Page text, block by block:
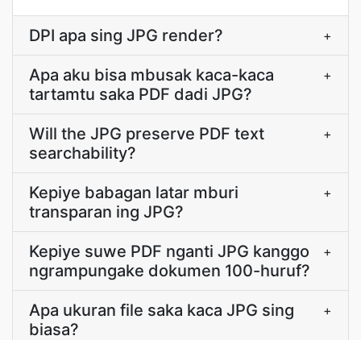
DPI apa sing JPG render? +
Apa aku bisa mbusak kaca-kaca
tartamtu saka PDF dadi JPG?
+
Will the JPG preserve PDF text
searchability?
+
Kepiye babagan latar mburi
transparan ing JPG?
+
Kepiye suwe PDF nganti JPG kanggo
ngrampungake dokumen 100-huruf?
+
Apa ukuran file saka kaca JPG sing
biasa?
+